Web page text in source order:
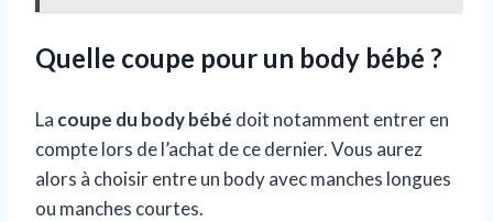
Quelle coupe pour un body bébé ?
La coupe du body bébé doit notamment entrer en
compte lors de l’achat de ce dernier. Vous aurez
alors à choisir entre un body avec manches longues
ou manches courtes.